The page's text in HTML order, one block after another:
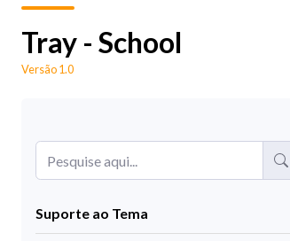
Tray - School
Versão 1.0
Suporte ao Tema